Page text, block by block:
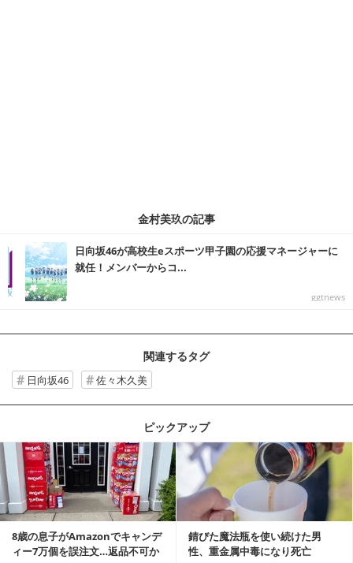
金村美玖の記事
日向坂46が高校生eスポーツ甲子園の応援マネージャーに
就任！メンバーからコ...
ggtnews
関連するタグ
日向坂46 佐々木久美
ピックアップ
8歳の息子がAmazonでキャンデ
ィー7万個を誤注文…返品不可か
錆びた魔法瓶を使い続けた男
性、重金属中毒になり死亡
記事を読む